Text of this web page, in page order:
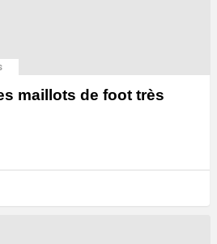
maillots de foot très